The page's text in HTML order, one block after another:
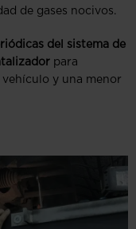
de gases nocivos.
del sistema de
para
y una menor